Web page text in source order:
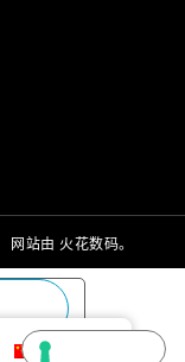
网站由 火花数码。
Chinese